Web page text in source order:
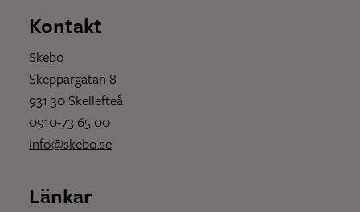
Kontakt
Skebo
Skeppargatan 8
931 30 Skellefteå
0910-73 65 00
info@skebo.se
Länkar